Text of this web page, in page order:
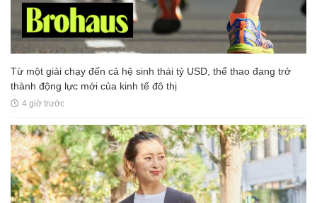
Từ một giải chạy đến cả hệ sinh thái tỷ USD, thể thao đang trở
thành động lực mới của kinh tế đô thị
4 giờ trước